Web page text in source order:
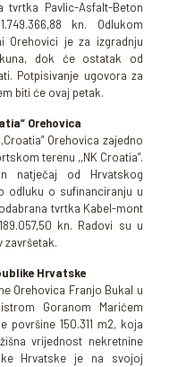
tvrtka Pavlic-Asfalt-Beton
kn. Odlukom
Orehovici je za izgradnju
dok će ostatak od
Potpisivanje ugovora za
biti će ovaj petak.
Orehovica
Orehovica zajedno
terenu ,,NK Croatia”.
natječaj od Hrvatskog
odluku o sufinanciranju u
tvrtka Kabel-mont
kn. Radovi su u
završetak.
Hrvatske
Orehovica Franjo Bukal u
Goranom Marićem
150.311 m2, koja
vrijednost nekretnine
Hrvatske je na svojoj